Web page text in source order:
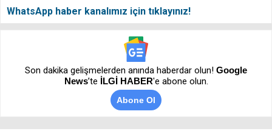
WhatsApp haber kanalımız için tıklayınız!
Son dakika gelişmelerden anında haberdar olun! Google
News’te İLGİ HABER'e abone olun.
Abone Ol